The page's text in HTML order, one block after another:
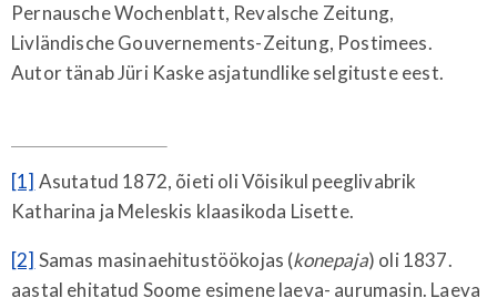
Pernausche Wochenblatt, Revalsche Zeitung,
Livländische Gouvernements-Zeitung, Postimees.
Autor tänab Jüri Kaske asjatundlike selgituste eest.
[1] Asutatud 1872, õieti oli Võisikul peeglivabrik
Katharina ja Meleskis klaasikoda Lisette.
[2] Samas masinaehitustöökojas (konepaja) oli 1837.
aastal ehitatud Soome esimene laeva- aurumasin. Laeva